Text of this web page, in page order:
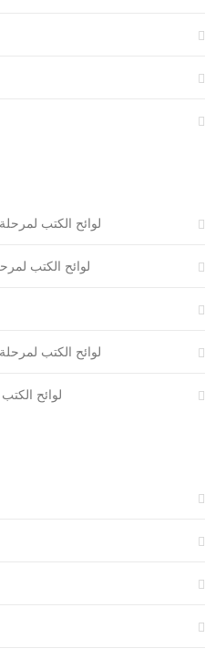
لوائح الكتب لمرحلة
لوائح الكتب
لوائح الكتب لمرحلة
لوائح